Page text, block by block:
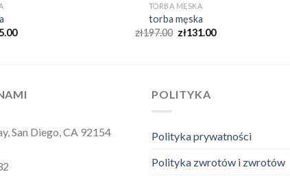
TORBA MĘSKA
torba męska
zł197.00 zł131.00
San Diego, CA 92154
POLITYKA
Polityka prywatności
Polityka zwrotów i zwrotów